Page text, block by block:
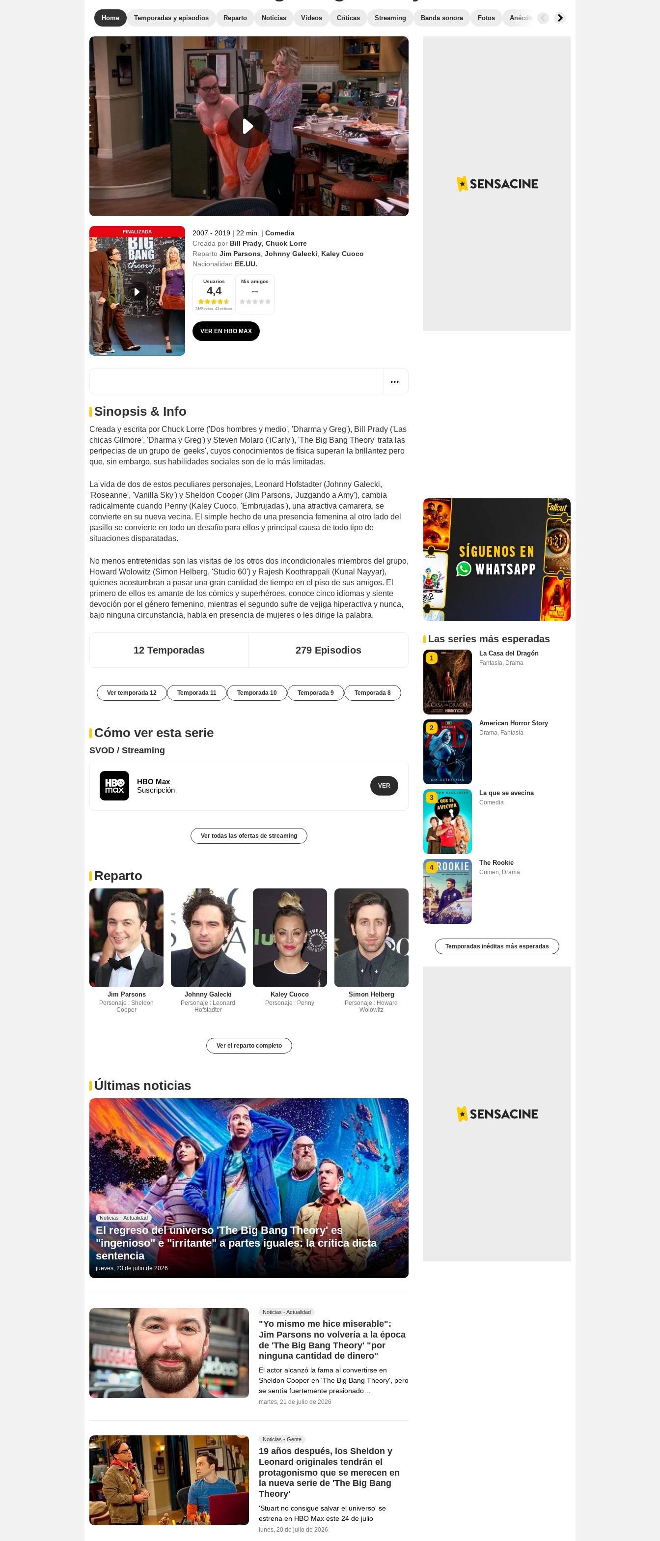
Home Temporadas y episodios Reparto Noticias Vídeos Críticas Streaming Banda sonora Fotos Anécdotas Audiencias
FINALIZADA 2007 - 2019 | 22 min. | Comedia
Creada por Bill Prady Chuck Lorre
Reparto Jim Parsons Johnny Galecki
Kaley Cuoco
Nacionalidad EE.UU.
Usuarios
4,4
3165 notas, 41 críticas
Mis amigos
--
VER EN HBO MAX
Sinopsis & Info
Creada y escrita por Chuck Lorre ('Dos hombres y medio', 'Dharma y Greg'), Bill Prady ('Las
chicas Gilmore', 'Dharma y Greg') y Steven Molaro ('iCarly'), 'The Big Bang Theory' trata las
peripecias de un grupo de 'geeks', cuyos conocimientos de física superan la brillantez pero
que, sin embargo, sus habilidades sociales son de lo más limitadas.
La vida de dos de estos peculiares personajes, Leonard Hofstadter (Johnny Galecki,
'Roseanne', 'Vanilla Sky') y Sheldon Cooper (Jim Parsons, 'Juzgando a Amy'), cambia
radicalmente cuando Penny (Kaley Cuoco, 'Embrujadas'), una atractiva camarera, se
convierte en su nueva vecina. El simple hecho de una presencia femenina al otro lado del
pasillo se convierte en todo un desafío para ellos y principal causa de todo tipo de
situaciones disparatadas.
No menos entretenidas son las visitas de los otros dos incondicionales miembros del grupo,
Howard Wolowitz (Simon Helberg, 'Studio 60') y Rajesh Koothrappali (Kunal Nayyar),
quienes acostumbran a pasar una gran cantidad de tiempo en el piso de sus amigos. El
primero de ellos es amante de los cómics y superhéroes, conoce cinco idiomas y siente
devoción por el género femenino, mientras el segundo sufre de vejiga hiperactiva y nunca,
bajo ninguna circunstancia, habla en presencia de mujeres o les dirige la palabra.
12 Temporadas 279 Episodios
Ver temporada 12 Temporada 11 Temporada 10 Temporada 9 Temporada 8
Cómo ver esta serie
SVOD / Streaming
HBO Max
Suscripción
VER
Ver todas las ofertas de streaming
Reparto
Jim Parsons
Personaje : Sheldon
Cooper
Johnny Galecki
Personaje : Leonard
Hofstadter
Kaley Cuoco
Personaje : Penny
Simon Helberg
Personaje : Howard
Wolowitz
Ver el reparto completo
Últimas noticias
Noticias - Actualidad
El regreso del universo 'The Big Bang Theory' es
"ingenioso" e "irritante" a partes iguales: la crítica dicta
sentencia
jueves, 23 de julio de 2026
Noticias - Actualidad
"Yo mismo me hice miserable":
Jim Parsons no volvería a la época
de 'The Big Bang Theory' "por
ninguna cantidad de dinero"
El actor alcanzó la fama al convertirse en
Sheldon Cooper en 'The Big Bang Theory', pero
se sentía fuertemente presionado…
martes, 21 de julio de 2026
Noticias - Gente
19 años después, los Sheldon y
Leonard originales tendrán el
protagonismo que se merecen en
la nueva serie de 'The Big Bang
Theory'
'Stuart no consigue salvar el universo' se
estrena en HBO Max este 24 de julio
lunes, 20 de julio de 2026
Las series más esperadas
1
La Casa del Dragón
Fantasía, Drama
2
American Horror Story
Drama, Fantasía
3
La que se avecina
Comedia
4
The Rookie
Crimen, Drama
Temporadas inéditas más esperadas